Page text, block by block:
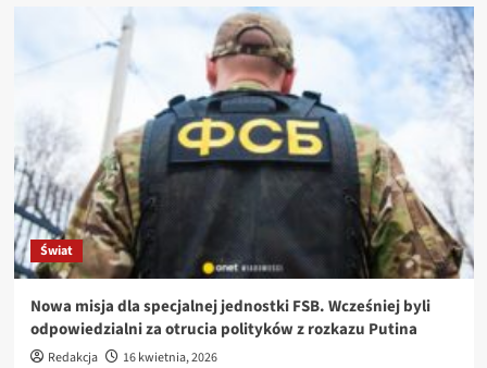
Świat
Nowa misja dla specjalnej jednostki FSB. Wcześniej byli
odpowiedzialni za otrucia polityków z rozkazu Putina
Redakcja 16 kwietnia, 2026